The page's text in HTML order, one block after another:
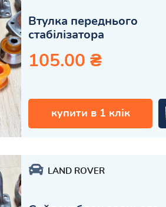
Втулка переднього
стабілізатора
105.00 ₴
купити в 1 клік
LAND ROVER